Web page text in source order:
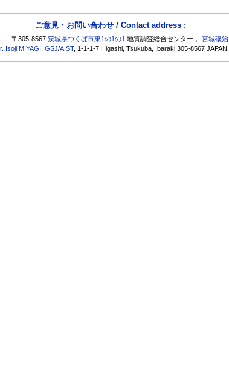
ご意見・お問い合わせ / Contact address :
〒305-8567茨城県つくば市東1の1の1 地質調査総合センター，宮城磯治
Isoji MIYAGI ,GSJ/AIST, 1-1-1-7 Higashi, Tsukuba, Ibaraki 305-8567 JAPAN